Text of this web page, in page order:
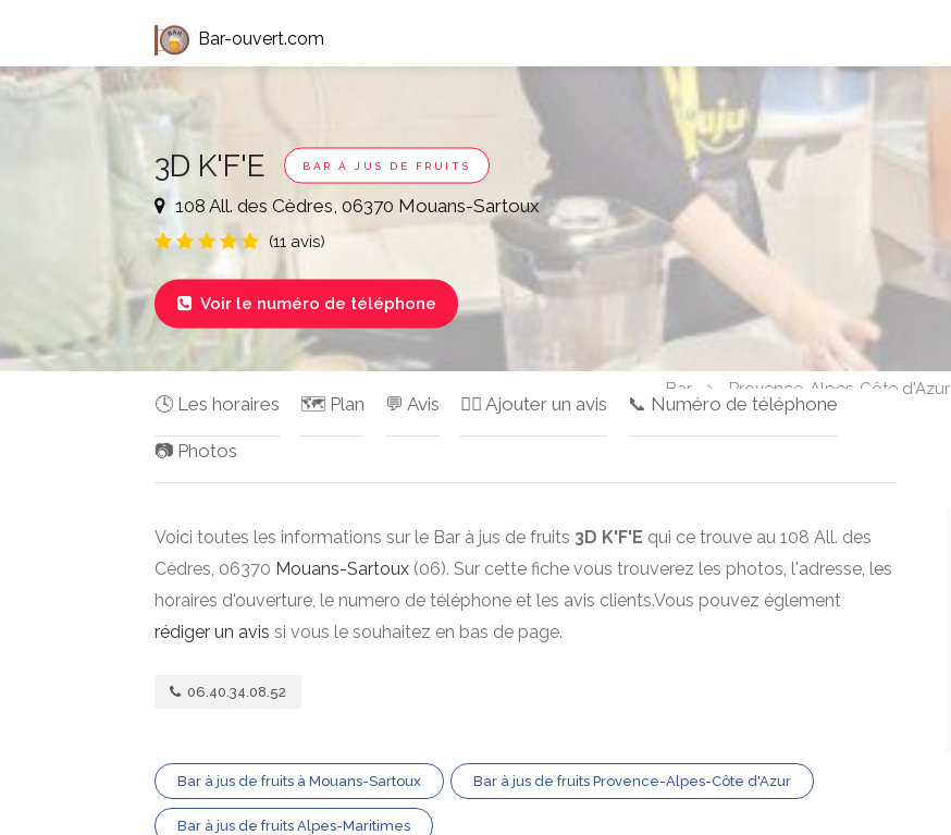
Bar-ouvert.com
3D K'F'E BAR À JUS DE FRUITS
108 All. des Cèdres, 06370 Mouans-Sartoux
(11 avis)
 Voir le numéro de téléphone
Bar Provence-Alpes-Côte d'Azur
🕓 Les horaires 🗺️ Plan 💬 Avis ✍🏻 Ajouter un avis 📞 Numéro de téléphone
📷 Photos
Voici toutes les informations sur le Bar à jus de fruits 3D K'F'E qui ce trouve au 108 All. des
Cèdres, 06370 Mouans-Sartoux (06). Sur cette fiche vous trouverez les photos, l'adresse, les
horaires d'ouverture, le numero de téléphone et les avis clients.Vous pouvez églement
rédiger un avis si vous le souhaitez en bas de page.
06.40.34.08.52
Bar à jus de fruits à Mouans-Sartoux Bar à jus de fruits Provence-Alpes-Côte d'Azur
Bar à jus de fruits Alpes-Maritimes